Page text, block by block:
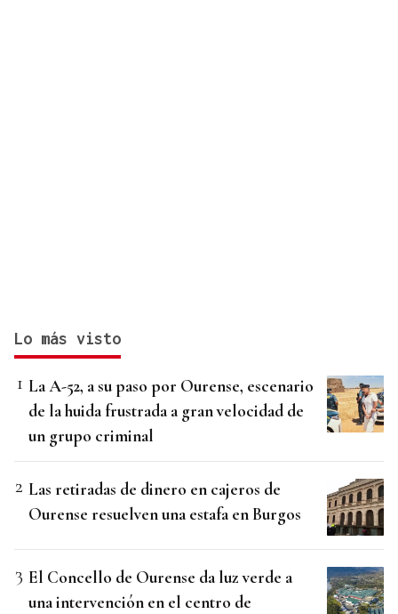
Lo más visto
La A-52, a su paso por Ourense, escenario
de la huida frustrada a gran velocidad de
un grupo criminal
Las retiradas de dinero en cajeros de
Ourense resuelven una estafa en Burgos
El Concello de Ourense da luz verde a
una intervención en el centro de